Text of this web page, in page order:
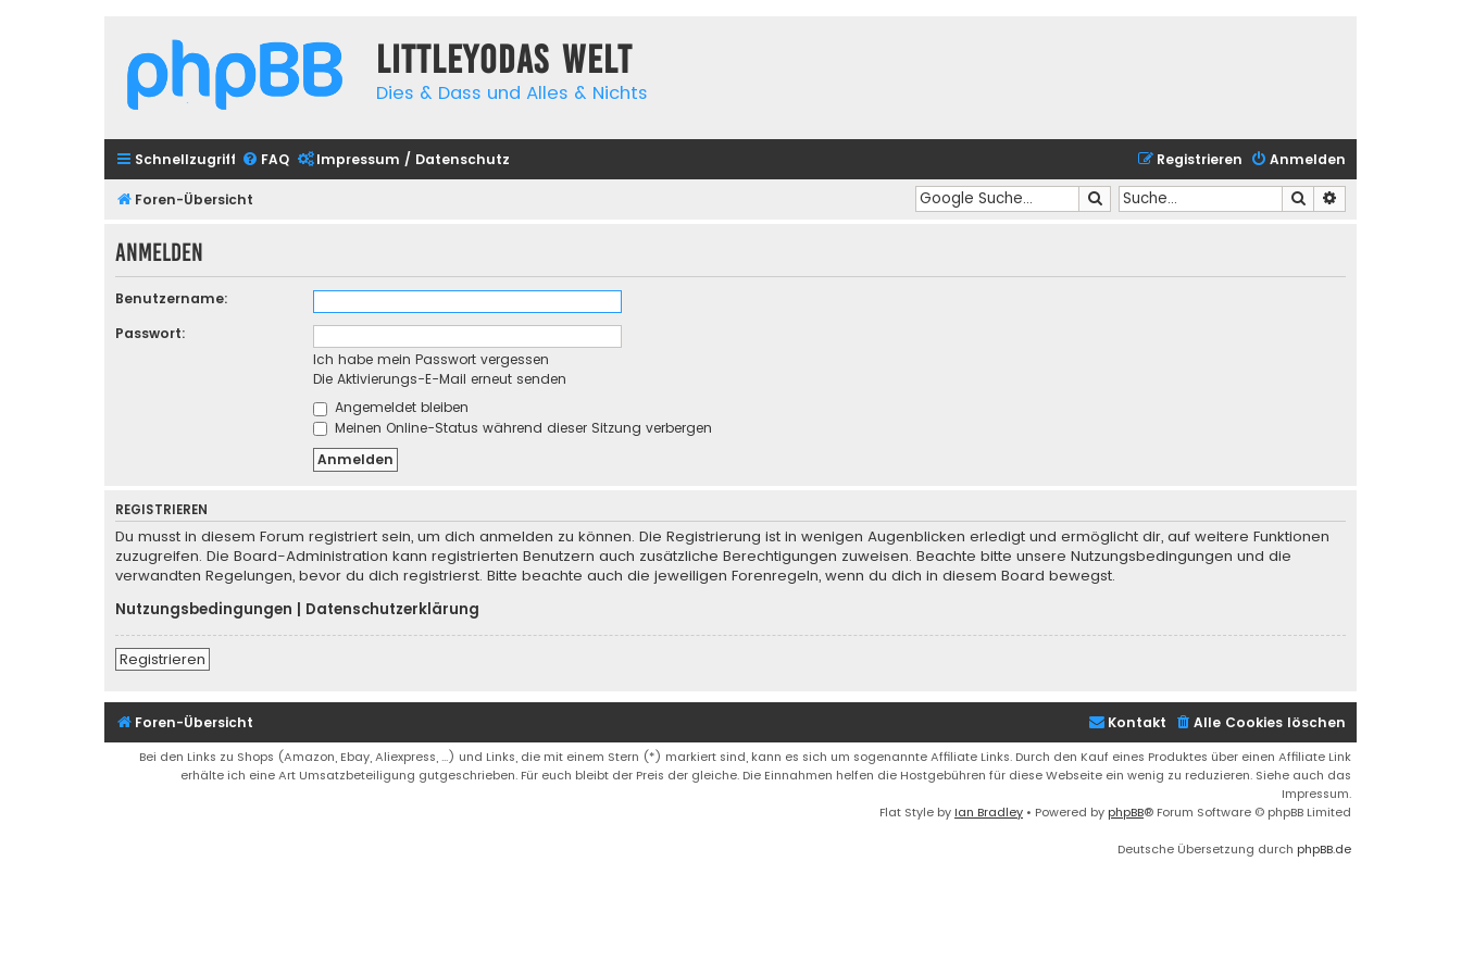
Littleyodas Welt
Dies & Dass und Alles & Nichts
Schnellzugriff FAQ Impressum / Datenschutz Anmelden
Registrieren
Foren-Übersicht Suche
Suche
Anmelden
Benutzername:
Passwort:
Ich habe mein Passwort vergessen
Die Aktivierungs-E-Mail erneut senden
Angemeldet bleiben
Meinen Online-Status während dieser Sitzung verbergen
REGISTRIEREN
Du musst in diesem Forum registriert sein, um dich anmelden zu können. Die Registrierung ist in wenigen Augenblicken erledigt und ermöglicht dir, auf weitere Funktionen
zuzugreifen. Die Board-Administration kann registrierten Benutzern auch zusätzliche Berechtigungen zuweisen. Beachte bitte unsere Nutzungsbedingungen und die
verwandten Regelungen, bevor du dich registrierst. Bitte beachte auch die jeweiligen Forenregeln, wenn du dich in diesem Board bewegst.
Nutzungsbedingungen
Datenschutzerklärung
Registrieren
Foren-Übersicht Alle Cookies löschen
Kontakt
Bei den Links zu Shops (Amazon, Ebay, Aliexpress, ...) und Links, die mit einem Stern (*) markiert sind, kann es sich um sogenannte Affiliate Links. Durch den Kauf eines Produktes über einen Affiliate Link
erhälte ich eine Art Umsatzbeteiligung gutgeschrieben. Für euch bleibt der Preis der gleiche. Die Einnahmen helfen die Hostgebühren für diese Webseite ein wenig zu reduzieren. Siehe auch das
Impressum.
Flat Style by Ian Bradley • Powered by phpBB® Forum Software © phpBB Limited
Deutsche Übersetzung durch phpBB.de